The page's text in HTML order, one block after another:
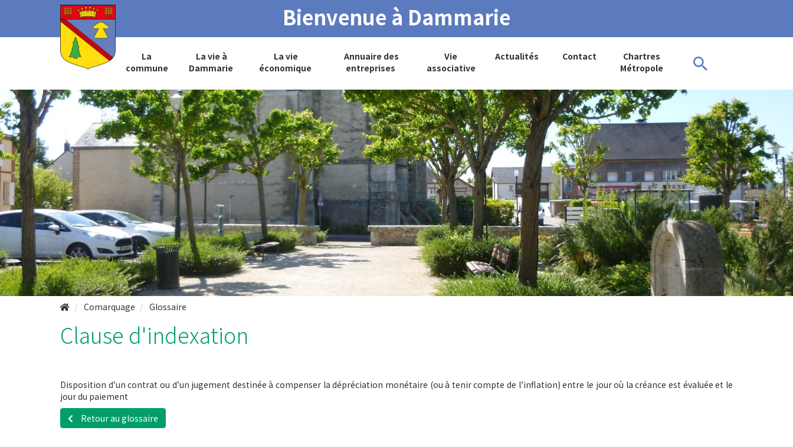
Bienvenue à Dammarie
La
commune
La vie à
Dammarie
La vie
économique
Annuaire des
entreprises
Vie
associative
Actualités Contact
Chartres
Métropole
Comarquage Glossaire
Clause d'indexation
Disposition d’un contrat ou d’un jugement destinée à compenser la dépréciation monétaire (ou à tenir compte de l’inflation) entre le jour où la créance est évaluée et le
jour du paiement
Retour au glossaire